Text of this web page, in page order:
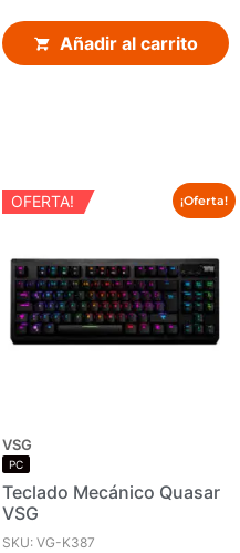
Añadir al carrito
¡Oferta!
OFERTA!
VSG
PC
Teclado Mecánico Quasar
VSG
SKU: VG-K387